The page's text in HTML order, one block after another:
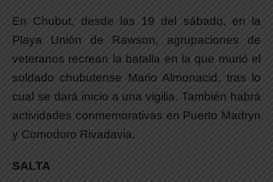
En Chubut, desde las 19 del sábado, en la
Playa Unión de Rawson, agrupaciones de
veteranos recrean la batalla en la que murió el
soldado chubutense Mario Almonacid, tras lo
cual se dará inicio a una vigilia. También habrá
actividades conmemorativas en Puerto Madryn
y Comodoro Rivadavia.
SALTA